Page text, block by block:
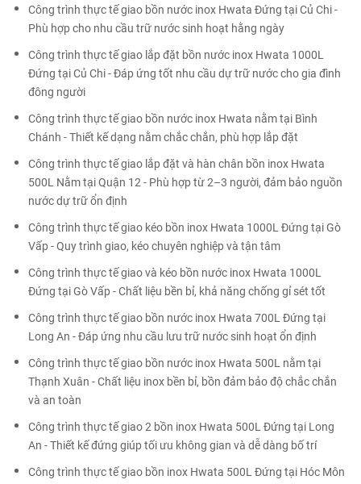
Công trình thực tế giao bồn nước inox Hwata Đứng tại Củ Chi -
Phù hợp cho nhu cầu trữ nước sinh hoạt hằng ngày
Công trình thực tế giao lắp đặt bồn nước inox Hwata 1000L
Đứng tại Củ Chi - Đáp ứng tốt nhu cầu dự trữ nước cho gia đình
đông người
Công trình thực tế giao bồn nước inox Hwata nằm tại Bình
Chánh - Thiết kế dạng nằm chắc chắn, phù hợp lắp đặt
Công trình thực tế giao lắp đặt và hàn chân bồn inox Hwata
500L Nằm tại Quận 12 - Phù hợp từ 2–3 người, đảm bảo nguồn
nước dự trữ ổn định
Công trình thực tế giao kéo bồn inox Hwata 1000L Đứng tại Gò
Vấp - Quy trình giao, kéo chuyên nghiệp và tận tâm
Công trình thực tế giao và kéo bồn nước inox Hwata 1000L
Đứng tại Gò Vấp - Chất liệu bền bỉ, khả năng chống gỉ sét tốt
Công trình thực tế giao bồn nước inox Hwata 700L Đứng tại
Long An - Đáp ứng nhu cầu lưu trữ nước sinh hoạt ổn định
Công trình thực tế giao bồn nước inox Hwata 500L nằm tại
Thạnh Xuân - Chất liệu inox bền bỉ, bồn đảm bảo độ chắc chắn
và an toàn
Công trình thực tế giao 2 bồn inox Hwata 500L Đứng tại Long
An - Thiết kế đứng giúp tối ưu không gian và dễ dàng bố trí
Công trình thực tế giao bồn inox Hwata 500L Đứng tại Hóc Môn